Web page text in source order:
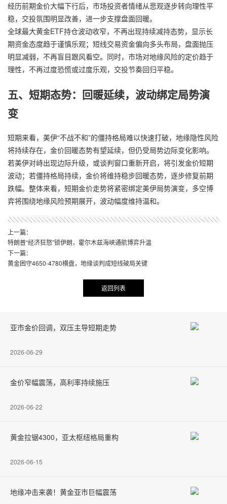
经历前期金价大幅下行后，市场投资者情绪从悲观逐步转向理性平
稳，交投氛围明显改善，进一步支撑盘面回暖。
全球最大黄金ETF持仓波动收窄，不再出现持续减持态势，显示长
期资金态度趋于谨慎乐观；短线交易资金偏向多头布局，盘面抛压
明显减弱，不再盲目跟风看空。同时，市场对地缘风险的定价趋于
理性，不再过度恐慌或过度乐观，交投节奏回归平稳。
五、短期态势：回暖延续，波动绑定局势演
变
短期来看，美伊“不战不和”的僵持格局难以快速打破，地缘隐性风险
将持续存在，金价回暖态势有望延续，但仍受局势边际变化影响。
若美伊对峙出现边际升级，或谈判窗口重新开启，将引发金价短期
波动；若僵持格局持续，金价将维持稳步回暖态势，逐步修复前期
跌幅。整体来看，短期金价走势将紧密绑定美伊局势演变，多空博
弈将围绕地缘风险预期展开，波动幅度维持温和。
上一篇：
特朗普“经济狂怒”锁伊朗，霍尔木兹海峡通航博弈升温
下一篇：
黄金困守4650-4780横盘，地缘谈判成短线破局关键
返回列表
亚市金价回调，双压主导短期走势
2026-06-29
金价窄幅震荡，高利率持续施压
2026-06-22
黄金拉锯4300，亚太枢纽格局重构
2026-06-15
地缘冲击来袭！黄金亚市巨幅震荡